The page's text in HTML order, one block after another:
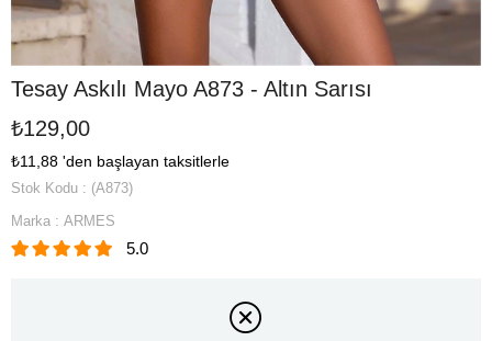
Tesay Askılı Mayo A873 - Altın Sarısı
₺129,00
₺11,88 'den başlayan taksitlerle
Stok Kodu
(A873)
Marka : ARMES
5.0